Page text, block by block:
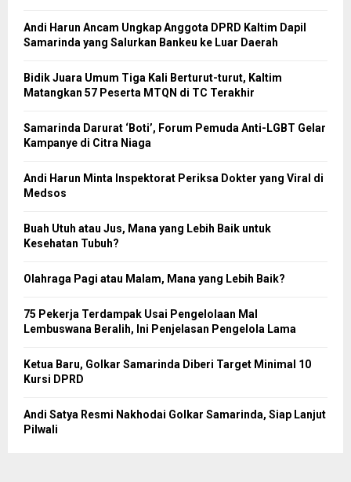
Andi Harun Ancam Ungkap Anggota DPRD Kaltim Dapil
Samarinda yang Salurkan Bankeu ke Luar Daerah
Bidik Juara Umum Tiga Kali Berturut-turut, Kaltim
Matangkan 57 Peserta MTQN di TC Terakhir
Samarinda Darurat ‘Boti’, Forum Pemuda Anti-LGBT Gelar
Kampanye di Citra Niaga
Andi Harun Minta Inspektorat Periksa Dokter yang Viral di
Medsos
Buah Utuh atau Jus, Mana yang Lebih Baik untuk
Kesehatan Tubuh?
Olahraga Pagi atau Malam, Mana yang Lebih Baik?
75 Pekerja Terdampak Usai Pengelolaan Mal
Lembuswana Beralih, Ini Penjelasan Pengelola Lama
Ketua Baru, Golkar Samarinda Diberi Target Minimal 10
Kursi DPRD
Andi Satya Resmi Nakhodai Golkar Samarinda, Siap Lanjut
Pilwali